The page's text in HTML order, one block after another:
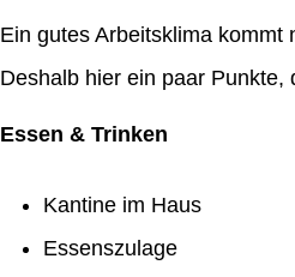
Ein gutes Arbeitsklima kommt
Deshalb hier ein paar Punkte,
Essen & Trinken
Kantine im Haus
Essenszulage